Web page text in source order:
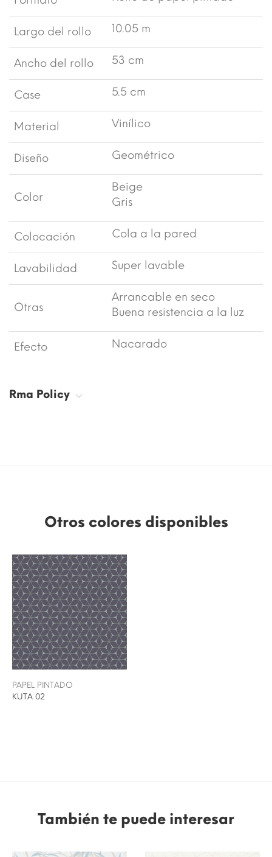
Largo del rollo 10.05 m
Ancho del rollo 53 cm
Case 5.5 cm
Material Vinílico
Diseño Geométrico
Color
Beige
Gris
Colocación Cola a la pared
Lavabilidad Super lavable
Otras
Arrancable en seco
Buena resistencia a la luz
Efecto Nacarado
Rma Policy
Otros colores disponibles
PAPEL PINTADO
KUTA 02
También te puede interesar